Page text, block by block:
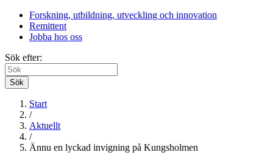
Forskning, utbildning, utveckling och innovation
Remittent
Jobba hos oss
Sök efter:
Sök
Start
/
Aktuellt
/
Ännu en lyckad invigning på Kungsholmen